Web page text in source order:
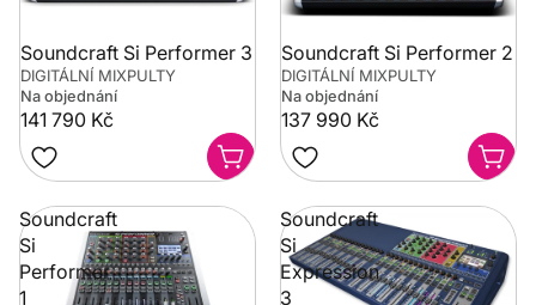
Soundcraft Si Performer 3
DIGITÁLNÍ MIXPULTY
Na objednání
141 790 Kč
Soundcraft Si Performer 2
DIGITÁLNÍ MIXPULTY
Na objednání
137 990 Kč
Soundcraft
Si
Performer
1
Soundcraft
Si
Expression
3